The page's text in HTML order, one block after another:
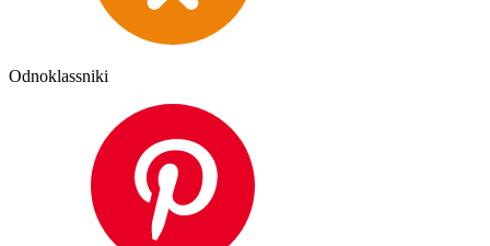
Odnoklassniki